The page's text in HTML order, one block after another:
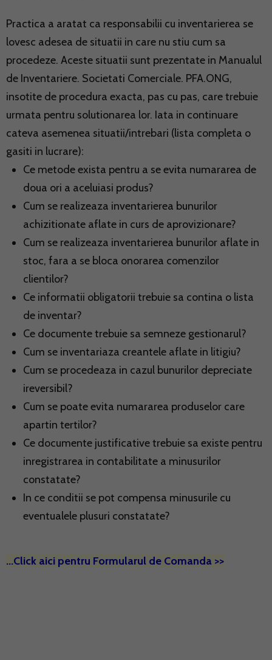
Practica a aratat ca responsabilii cu inventarierea se
lovesc adesea de situatii in care nu stiu cum sa
procedeze. Aceste situatii sunt prezentate in Manualul
de Inventariere. Societati Comerciale. PFA.ONG,
insotite de procedura exacta, pas cu pas, care trebuie
urmata pentru solutionarea lor. Iata in continuare
cateva asemenea situatii/intrebari (lista completa o
gasiti in lucrare):
Ce metode exista pentru a se evita numararea de
doua ori a aceluiasi produs?
Cum se realizeaza inventarierea bunurilor
achizitionate aflate in curs de aprovizionare?
Cum se realizeaza inventarierea bunurilor aflate in
stoc, fara a se bloca onorarea comenzilor
clientilor?
Ce informatii obligatorii trebuie sa contina o lista
de inventar?
Ce documente trebuie sa semneze gestionarul?
Cum se inventariaza creantele aflate in litigiu?
Cum se procedeaza in cazul bunurilor depreciate
ireversibil?
Cum se poate evita numararea produselor care
apartin tertilor?
Ce documente justificative trebuie sa existe pentru
inregistrarea in contabilitate a minusurilor
constatate?
In ce conditii se pot compensa minusurile cu
eventualele plusuri constatate?
...Click aici pentru Formularul de Comanda >>